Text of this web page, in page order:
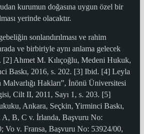
kurumun doğasına uygun özel bir
yerinde olacaktır.
sonlandırılması ve rahim
ve birbiriyle aynı anlama gelecek
[2] Ahmet M. Kılıçoğlu, Medeni Hukuk,
Baskı, 2016, s. 202. [3] Ibid. [4] Leyla
Hakları”, İnönü Üniversitesi
Cilt II, 2011, Sayı 1, s. 203. [5]
Ankara, Seçkin, Yirminci Baskı,
B, C v. İrlanda, Başvuru No:
Vo v. Fransa, Başvuru No: 53924/00,